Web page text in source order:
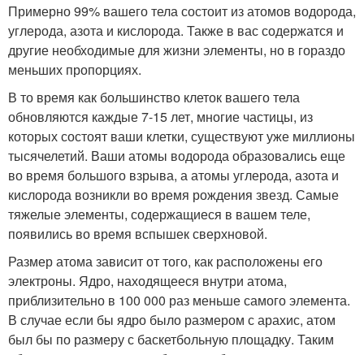
Примерно 99% вашего тела состоит из атомов водорода,
углерода, азота и кислорода. Также в вас содержатся и
другие необходимые для жизни элементы, но в гораздо
меньших пропорциях.
В то время как большинство клеток вашего тела
обновляются каждые 7-15 лет, многие частицы, из
которых состоят ваши клетки, существуют уже миллионы
тысячелетий. Ваши атомы водорода образовались еще
во время большого взрыва, а атомы углерода, азота и
кислорода возникли во время рождения звезд. Самые
тяжелые элементы, содержащиеся в вашем теле,
появились во время вспышек сверхновой.
Размер атома зависит от того, как расположены его
электроны. Ядро, находящееся внутри атома,
приблизительно в 100 000 раз меньше самого элемента.
В случае если бы ядро было размером с арахис, атом
был бы по размеру с баскетбольную площадку. Таким